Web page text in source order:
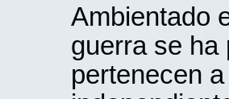
Ambientado
guerra se ha
pertenecen